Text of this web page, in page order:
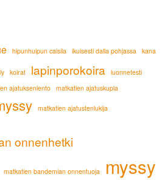
hipunhuipun caisila ikuisesti dalla pohjassa kana
koirat lapinporokoira luonnetesti
ajatuksenlento matkatien ajatuskupla
matkatien ajatustenlukija
onnenhetki
matkatien bandemian onnentuoja myssy